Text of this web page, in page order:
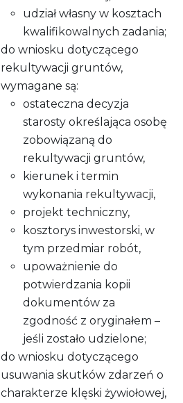
udział własny w kosztach
kwalifikowalnych zadania;
do wniosku dotyczącego
rekultywacji gruntów,
wymagane są:
ostateczna decyzja
starosty określająca osobę
zobowiązaną do
rekultywacji gruntów,
kierunek i termin
wykonania rekultywacji,
projekt techniczny,
kosztorys inwestorski, w
tym przedmiar robót,
upoważnienie do
potwierdzania kopii
dokumentów za
zgodność z oryginałem –
jeśli zostało udzielone;
do wniosku dotyczącego
usuwania skutków zdarzeń o
charakterze klęski żywiołowej,